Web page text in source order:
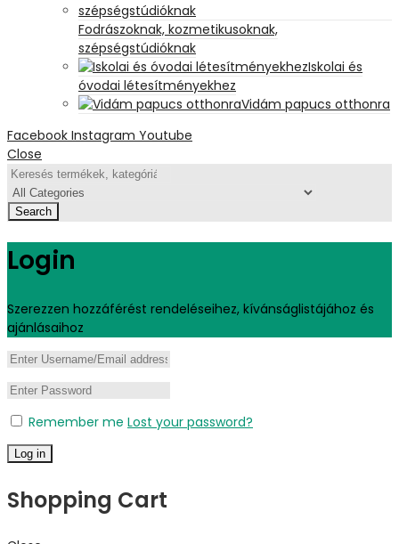
Fodrászoknak, kozmetikusoknak,
szépségstúdióknak
Iskolai és
óvodai létesítményekhez
Vidám papucs otthonra
Facebook Instagram Youtube
Close
Search
Login
Szerezzen hozzáférést rendeléseihez, kívánságlistájához és
ajánlásaihoz
Remember me Lost your password?
Log in
Shopping Cart